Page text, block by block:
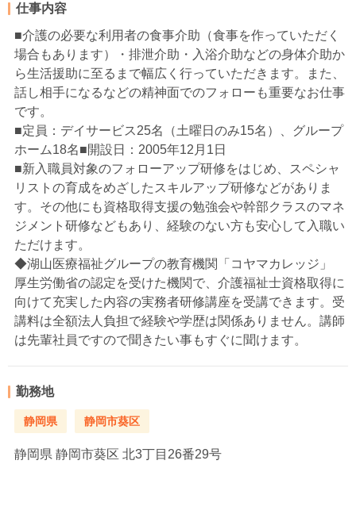
仕事内容
■介護の必要な利用者の食事介助（食事を作っていただく
場合もあります）・排泄介助・入浴介助などの身体介助か
ら生活援助に至るまで幅広く行っていただきます。また、
話し相手になるなどの精神面でのフォローも重要なお仕事
です。
■定員：デイサービス25名（土曜日のみ15名）、グループ
ホーム18名■開設日：2005年12月1日
■新入職員対象のフォローアップ研修をはじめ、スペシャ
リストの育成をめざしたスキルアップ研修などがありま
す。その他にも資格取得支援の勉強会や幹部クラスのマネ
ジメント研修などもあり、経験のない方も安心して入職い
ただけます。
◆湖山医療福祉グループの教育機関「コヤマカレッジ」
厚生労働省の認定を受けた機関で、介護福祉士資格取得に
向けて充実した内容の実務者研修講座を受講できます。受
講料は全額法人負担で経験や学歴は関係ありません。講師
は先輩社員ですので聞きたい事もすぐに聞けます。
勤務地
静岡県 静岡市葵区
静岡県 静岡市葵区 北3丁目26番29号